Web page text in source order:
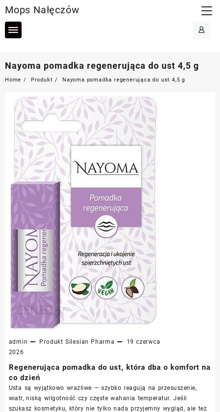
to
content
Mops Nałęczów
Nayoma pomadka regenerująca do ust 4,5 g
Home Produkt Nayoma pomadka regenerująca do ust 4,5 g
admin Produkt Silesian Pharma
19 czerwca
2026
Regenerująca pomadka do ust, która dba o komfort na
co dzień
Usta są wyjątkowo wrażliwe — szybko reagują na przesuszenie,
wiatr, niską wilgotność czy częste wahania temperatur. Jeśli
szukasz kosmetyku, który nie tylko nada przyjemny wygląd, ale też